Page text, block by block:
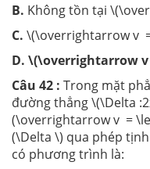
B. Không tồn tại
C. \(\overrightarrow v
D. \(\overrightarrow
Câu 42 : Trong mặt
đường thẳng \(\Delta
(\overrightarrow v =
(\Delta \) qua phép
có phương trình là: